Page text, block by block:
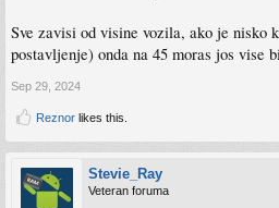
Sve zavisi od visine vozila, ako je nisko
postavljenje) onda na 45 moras jos vise
Sep 29, 2024
Reznor likes this.
Stevie_Ray
Veteran foruma